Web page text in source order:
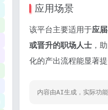
应用场景
该平台主要适用于应
或晋升的职场人士 ，
化的产出流程能显著提
内容由AI生成，实际功